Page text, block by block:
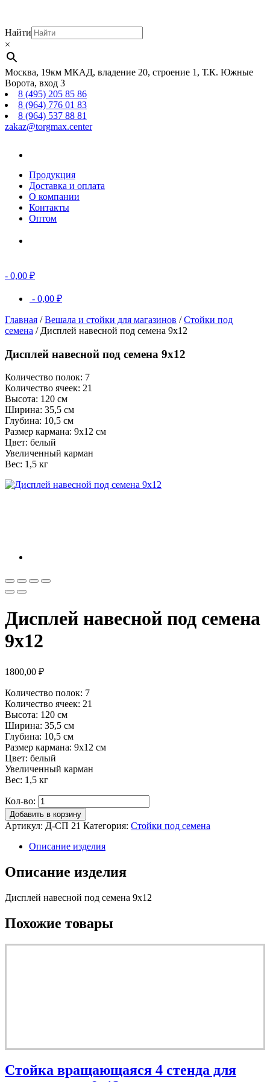
Найти
×
Москва, 19км МКАД, владение 20, строение 1, Т.К. Южные
Ворота, вход 3
8 (495) 205 85 86
8 (964) 776 01 83
8 (964) 537 88 81
zakaz@torgmax.center
Продукция
Доставка и оплата
О компании
Контакты
Оптом
- 0,00 ₽
- 0,00 ₽
Главная /Вешала и стойки для магазинов /Стойки под
семена / Дисплей навесной под семена 9х12
Дисплей навесной под семена 9х12
Количество полок: 7
Количество ячеек: 21
Высота: 120 см
Ширина: 35,5 см
Глубина: 10,5 см
Размер кармана: 9х12 см
Цвет: белый
Увеличенный карман
Вес: 1,5 кг
Дисплей навесной под семена
9х12
1800,00 ₽
Количество полок: 7
Количество ячеек: 21
Высота: 120 см
Ширина: 35,5 см
Глубина: 10,5 см
Размер кармана: 9х12 см
Цвет: белый
Увеличенный карман
Вес: 1,5 кг
Кол-во:
Добавить в корзину
Артикул: Д-СП 21 Категория: Стойки под семена
Описание изделия
Описание изделия
Дисплей навесной под семена 9х12
Похожие товары
Стойка вращающаяся 4 стенда для